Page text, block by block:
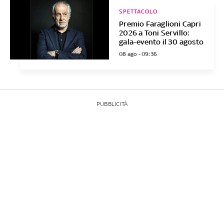
Premio Faraglioni Capri
2026 a Toni Servillo:
gala-evento il 30 agosto
SPETTACOLO
08 ago - 09:36
PUBBLICITÀ